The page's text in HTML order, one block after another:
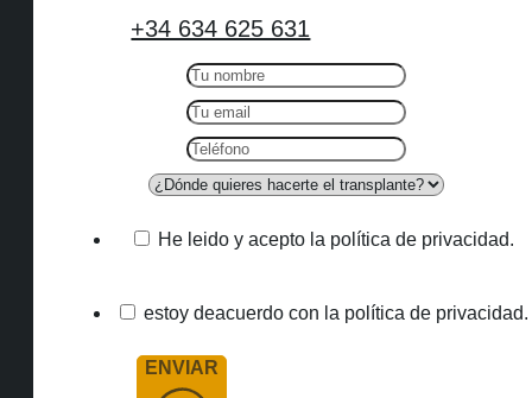
+34 634 625 631
He leido y acepto la política de privacidad.
estoy deacuerdo con la política de privacidad.
ENVIAR